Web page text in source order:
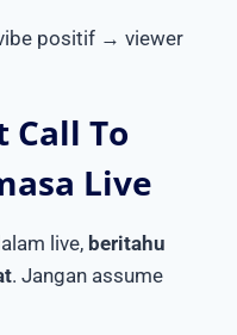
positif → viewer
Call To
Live
live, beritahu
. Jangan assume